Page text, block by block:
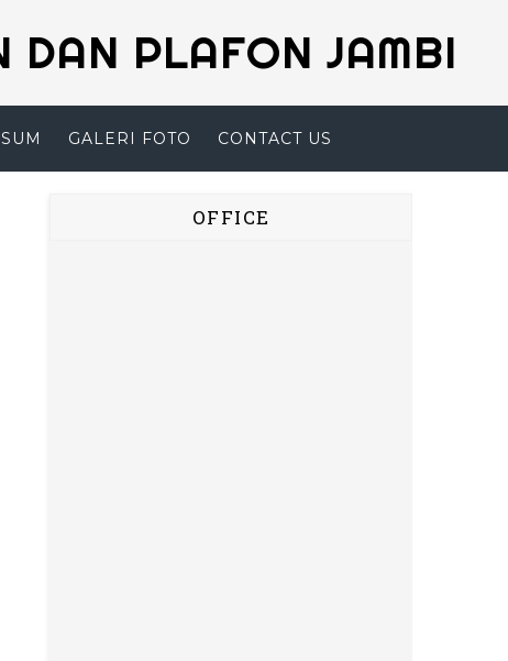
DAN PLAFON JAMBI
GALERI FOTO CONTACT US
OFFICE